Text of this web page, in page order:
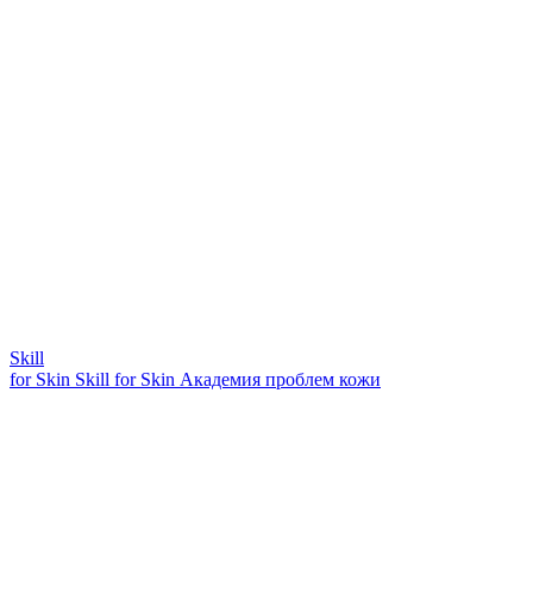
Skill
for Skin Skill for Skin Академия проблем кожи